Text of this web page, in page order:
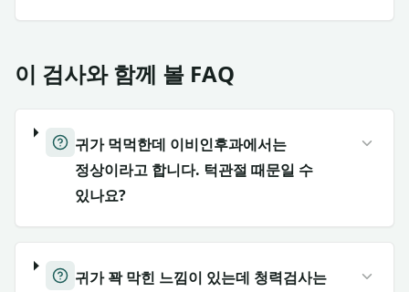
이 검사와 함께 볼 FAQ
귀가 먹먹한데 이비인후과에서는
정상이라고 합니다. 턱관절 때문일 수
있나요?
귀가 꽉 막힌 느낌이 있는데 청력검사는